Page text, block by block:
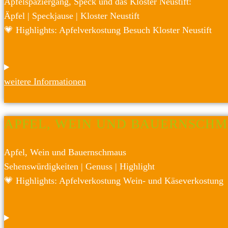
Äpfel | Speckjause | Kloster Neustift
💗 Highlights: Apfelverkostung Besuch Kloster Neustift
weitere Informationen
APFEL, WEIN UND
Apfel, Wein und Bauernschmaus
Sehenswürdigkeiten | Genuss | Highlight
💗 Highlights: Apfelverkostung Wein- und Käseverkostung